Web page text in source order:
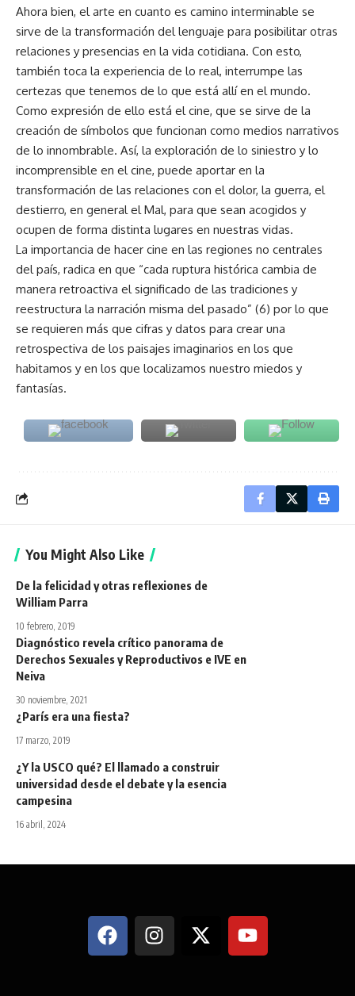
Ahora bien, el arte en cuanto es camino interminable se
sirve de la transformación del lenguaje para posibilitar otras
relaciones y presencias en la vida cotidiana. Con esto,
también toca la experiencia de lo real, interrumpe las
certezas que tenemos de lo que está allí en el mundo.
Como expresión de ello está el cine, que se sirve de la
creación de símbolos que funcionan como medios narrativos
de lo innombrable. Así, la exploración de lo siniestro y lo
incomprensible en el cine, puede aportar en la
transformación de las relaciones con el dolor, la guerra, el
destierro, en general el Mal, para que sean acogidos y
ocupen de forma distinta lugares en nuestras vidas.
La importancia de hacer cine en las regiones no centrales
del país, radica en que “cada ruptura histórica cambia de
manera retroactiva el significado de las tradiciones y
reestructura la narración misma del pasado” (6) por lo que
se requieren más que cifras y datos para crear una
retrospectiva de los paisajes imaginarios en los que
habitamos y en los que localizamos nuestro miedos y
fantasías.
You Might Also Like
De la felicidad y otras reflexiones de
William Parra
10 febrero, 2019
Diagnóstico revela crítico panorama de
Derechos Sexuales y Reproductivos e IVE en
Neiva
30 noviembre, 2021
¿París era una fiesta?
17 marzo, 2019
¿Y la USCO qué? El llamado a construir
universidad desde el debate y la esencia
campesina
16 abril, 2024